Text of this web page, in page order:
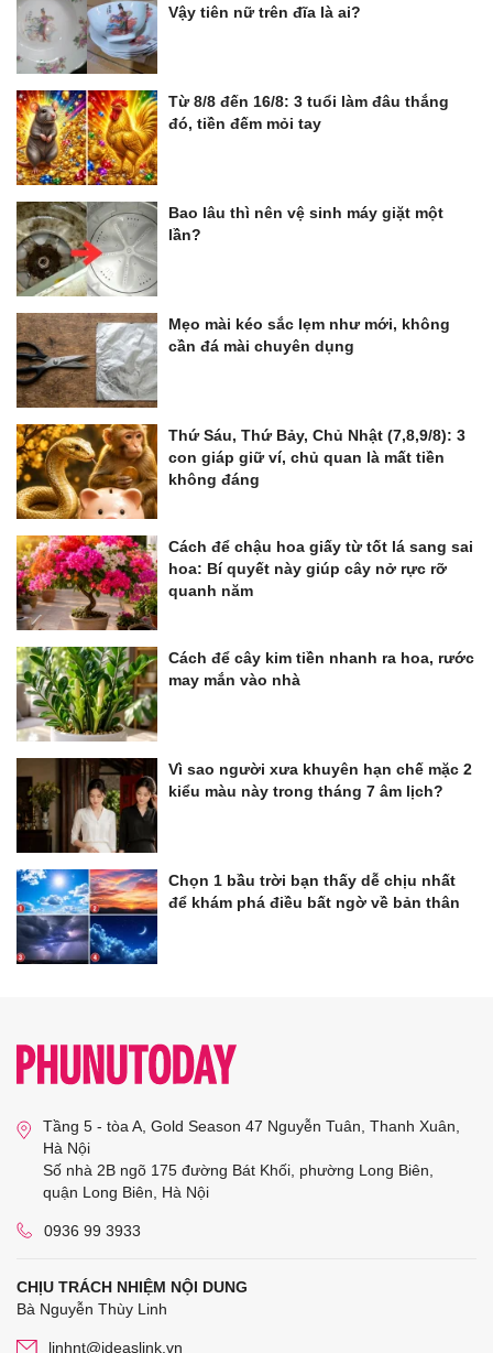
Vậy tiên nữ trên đĩa là ai?
Từ 8/8 đến 16/8: 3 tuổi làm đâu thắng
đó, tiền đếm mỏi tay
Bao lâu thì nên vệ sinh máy giặt một
lần?
Mẹo mài kéo sắc lẹm như mới, không
cần đá mài chuyên dụng
Thứ Sáu, Thứ Bảy, Chủ Nhật (7,8,9/8): 3
con giáp giữ ví, chủ quan là mất tiền
không đáng
Cách để chậu hoa giấy từ tốt lá sang sai
hoa: Bí quyết này giúp cây nở rực rỡ
quanh năm
Cách để cây kim tiền nhanh ra hoa, rước
may mắn vào nhà
Vì sao người xưa khuyên hạn chế mặc 2
kiểu màu này trong tháng 7 âm lịch?
Chọn 1 bầu trời bạn thấy dễ chịu nhất
để khám phá điều bất ngờ về bản thân
Tầng 5 - tòa A, Gold Season 47 Nguyễn Tuân, Thanh Xuân,
Hà Nội
Số nhà 2B ngõ 175 đường Bát Khối, phường Long Biên,
quận Long Biên, Hà Nội
0936 99 3933
CHỊU TRÁCH NHIỆM NỘI DUNG
Bà Nguyễn Thùy Linh
linhnt@ideaslink.vn